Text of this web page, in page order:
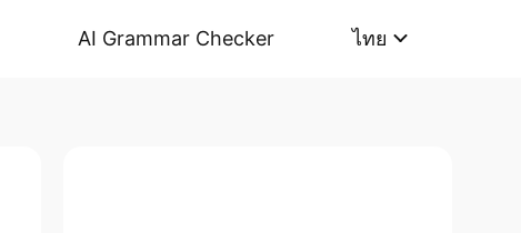
AI Grammar Checker ไทย